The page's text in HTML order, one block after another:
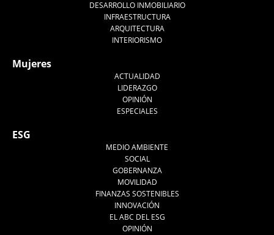
DESARROLLO INMOBILIARIO
INFRAESTRUCTURA
ARQUITECTURA
INTERIORISMO
Mujeres
ACTUALIDAD
LIDERAZGO
OPINIÓN
ESPECIALES
ESG
MEDIO AMBIENTE
SOCIAL
GOBERNANZA
MOVILIDAD
FINANZAS SOSTENIBLES
INNOVACIÓN
EL ABC DEL ESG
OPINIÓN